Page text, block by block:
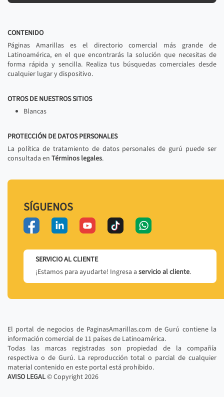
CONTENIDO
Páginas Amarillas es el directorio comercial más grande de
Latinoamérica, en el que encontrarás la solución que necesitas de
forma rápida y sencilla. Realiza tus búsquedas comerciales desde
cualquier lugar y dispositivo.
OTROS DE NUESTROS SITIOS
Blancas
PROTECCIÓN DE DATOS PERSONALES
La política de tratamiento de datos personales de gurú puede ser
consultada en Términos legales.
SÍGUENOS
SERVICIO AL CLIENTE
¡Estamos para ayudarte! Ingresa a servicio al cliente.
El portal de negocios de PaginasAmarillas.com de Gurú contiene la
información comercial de 11 países de Latinoamérica.
Todas las marcas registradas son propiedad de la compañía
respectiva o de Gurú. La reproducción total o parcial de cualquier
material contenido en este portal está prohibido.
AVISO LEGAL© Copyright2026